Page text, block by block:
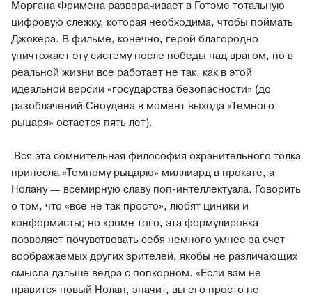
Моргана Фримена разворачивает в Готэме тотальную
цифровую слежку, которая необходима, чтобы поймать
Джокера. В фильме, конечно, герой благородно
уничтожает эту систему после победы над врагом, но в
реальной жизни все работает не так, как в этой
идеальной версии «государства безопасности» (до
разоблачений Сноудена в момент выхода «Темного
рыцаря» остается пять лет).
Вся эта сомнительная философия охранительного толка
принесла «Темному рыцарю» миллиард в прокате, а
Нолану — всемирную славу поп-интеллектуала. Говорить
о том, что «все не так просто», любят циники и
конформисты; но кроме того, эта формулировка
позволяет почувствовать себя немного умнее за счет
воображаемых других зрителей, якобы не различающих
смысла дальше ведра с попкорном. «Если вам не
нравится новый Нолан, значит, вы его просто не